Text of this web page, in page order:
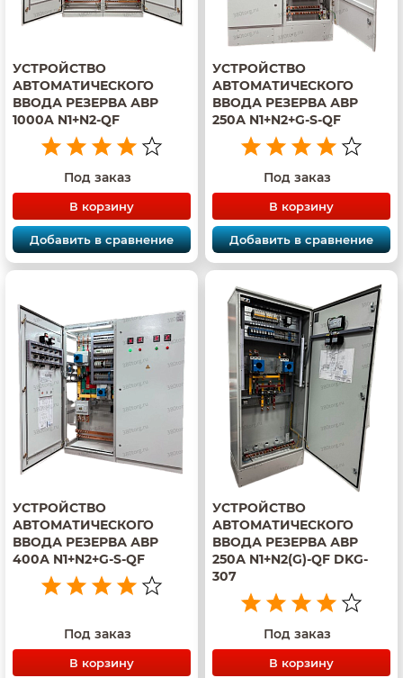
УСТРОЙСТВО
АВТОМАТИЧЕСКОГО
ВВОДА РЕЗЕРВА АВР
1000A N1+N2-QF
Под заказ
В корзину
Добавить в сравнение
УСТРОЙСТВО
АВТОМАТИЧЕСКОГО
ВВОДА РЕЗЕРВА АВР
250А N1+N2+G-S-QF
Под заказ
В корзину
Добавить в сравнение
УСТРОЙСТВО
АВТОМАТИЧЕСКОГО
ВВОДА РЕЗЕРВА АВР
400А N1+N2+G-S-QF
Под заказ
В корзину
УСТРОЙСТВО
АВТОМАТИЧЕСКОГО
ВВОДА РЕЗЕРВА АВР
250А N1+N2(G)-QF DKG-
307
Под заказ
В корзину